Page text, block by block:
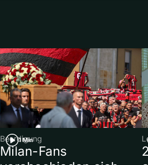
1 Min
Beerdigung
Milan-Fans